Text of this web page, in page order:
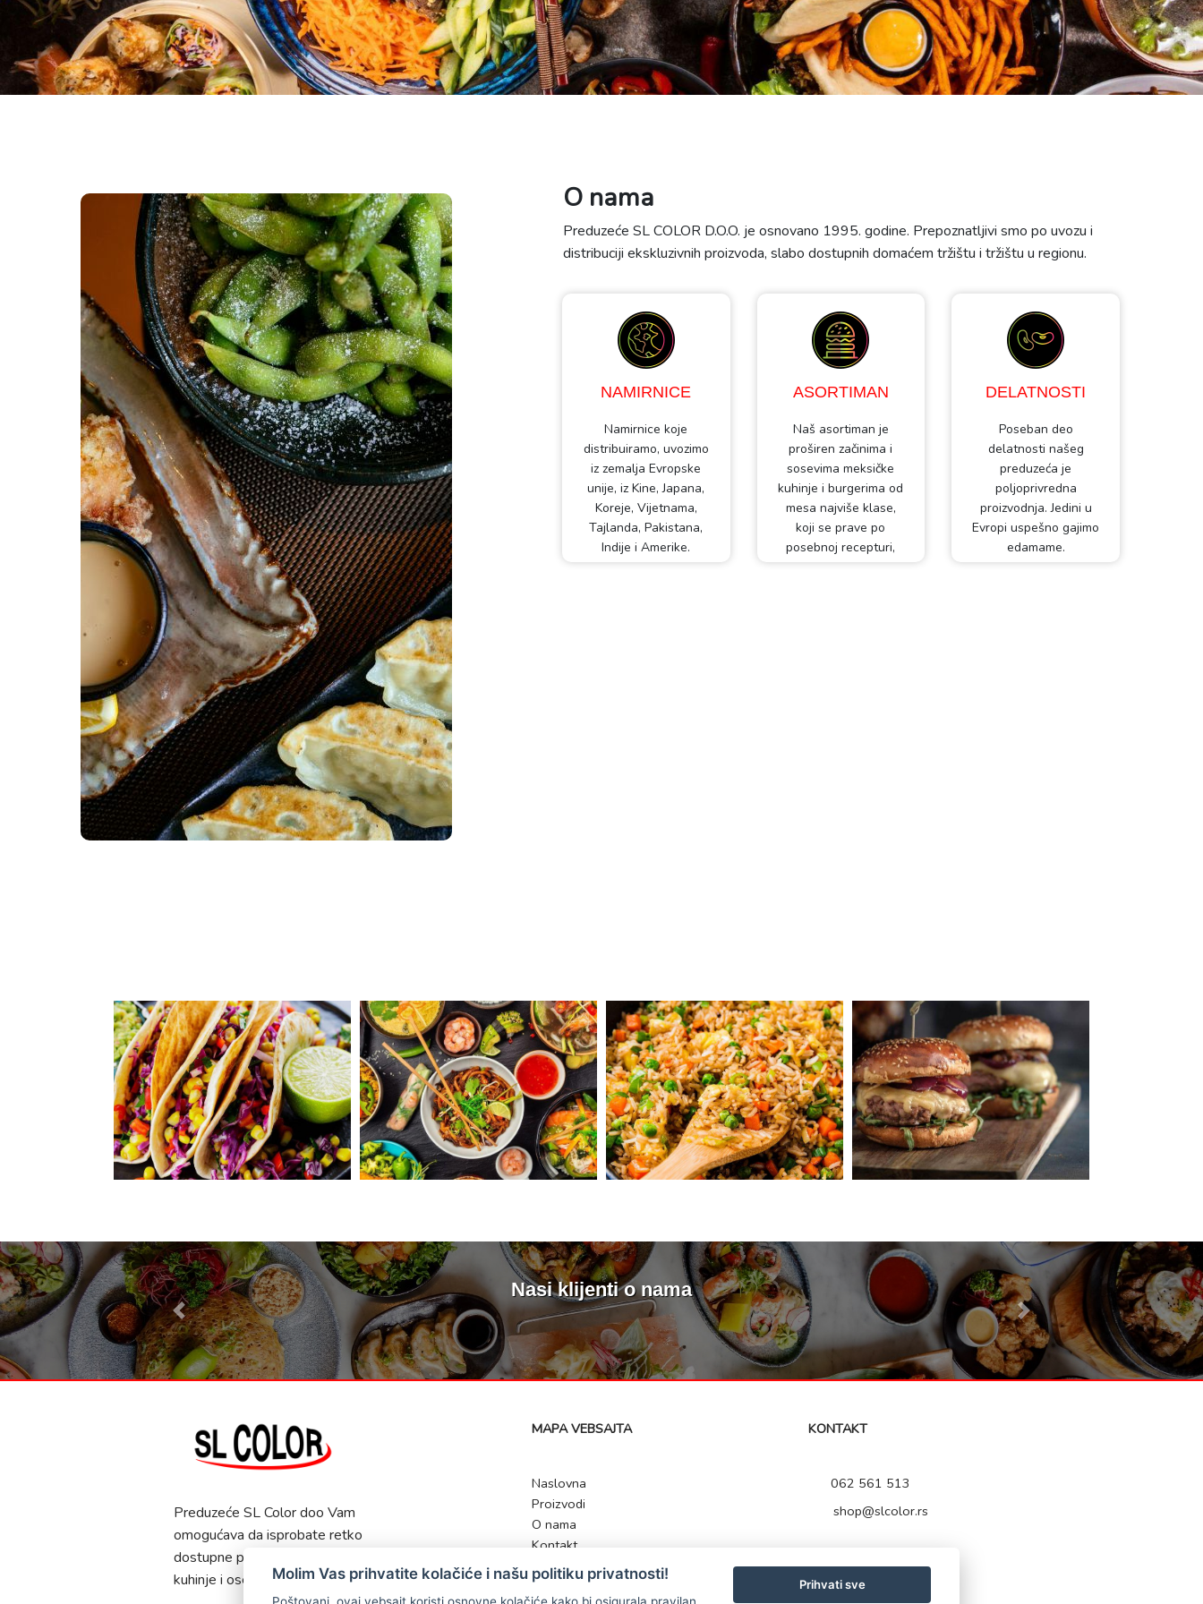
O nama
Preduzeće SL COLOR D.O.O. je osnovano 1995. godine. Prepoznatljivi smo po uvozu i
distribuciji ekskluzivnih proizvoda, slabo dostupnih domaćem tržištu i tržištu u regionu.
NAMIRNICE
Namirnice koje
distribuiramo, uvozimo
iz zemalja Evropske
unije, iz Kine, Japana,
Koreje, Vijetnama,
Tajlanda, Pakistana,
Indije i Amerike.
ASORTIMAN
Naš asortiman je
proširen začinima i
sosevima meksičke
kuhinje i burgerima od
mesa najviše klase,
koji se prave po
posebnoj recepturi,
DELATNOSTI
Poseban deo
delatnosti našeg
preduzeća je
poljoprivredna
proizvodnja. Jedini u
Evropi uspešno gajimo
edamame.
Nasi klijenti o nama
Previous Next
Preduzeće SL Color doo Vam
omogućava da isprobate retko
dostupne proizvode istočnjačke
kuhinje i osetite duh Azije!
MAPA VEBSAJTA
Naslovna
Proizvodi
O nama
Kontakt
KONTAKT
062 561 513
shop@slcolor.rs
Molim Vas prihvatite kolačiće i našu politiku privatnosti!
Prihvati sve